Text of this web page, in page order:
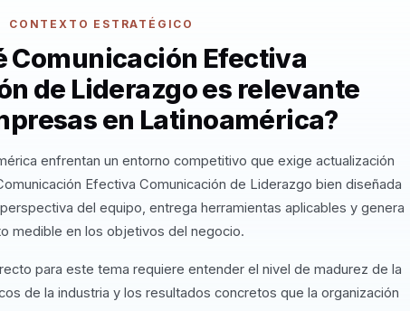
CONTEXTO ESTRATÉGICO
Comunicación Efectiva
de Liderazgo es relevante
en Latinoamérica?
enfrentan un entorno competitivo que exige actualización
Efectiva Comunicación de Liderazgo bien diseñada
del equipo, entrega herramientas aplicables y genera
medible en los objetivos del negocio.
para este tema requiere entender el nivel de madurez de la
de la industria y los resultados concretos que la organización